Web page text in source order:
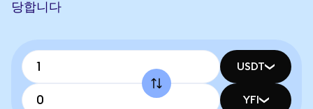
당합니다
USDT
YFI